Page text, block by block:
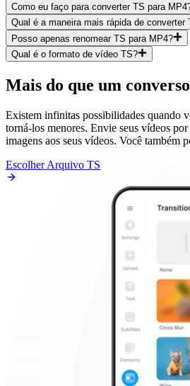
Como eu faço para converter TS para
Qual é a maneira mais rápida de converter
Posso apenas renomear TS para MP4?
Qual é o formato de vídeo TS?
Mais do que um
Existem infinitas possibilidades quando
torná-los menores. Envie seus vídeos
imagens aos seus vídeos. Você também
Escolher Arquivo TS